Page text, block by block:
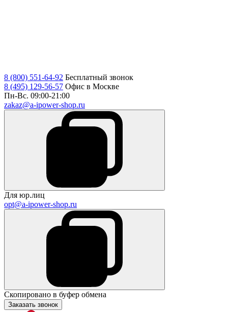
8 (800) 551-64-92 Бесплатный звонок
8 (495) 129-56-57 Офис в Москве
Пн-Вс. 09:00-21:00
zakaz@a-ipower-shop.ru
Для юр.лиц
opt@a-ipower-shop.ru
Скопировано в буфер обмена
Заказать звонок